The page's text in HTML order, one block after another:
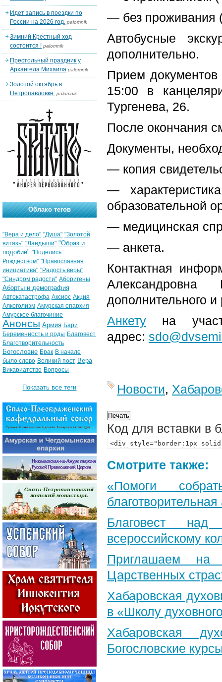
— без проживания
Автобусные
дополнительно.
Прием
15:00 в
Тургенева, 26.
После окончания
Документы,
— копия
—
образовательной
— медицинская
— анкета.
Контактная
дополнительного
Анкету на
адрес:
Новости,
Код для вставки в
Смотрите также:
«Помоги
Благовест
всероссийскому
Приглашаем на
Царственных
Хабаровская
в «Школу
Хабаровская
Богословские
Идет запись в поездки по
России на 2026 год. palomnik
Зимний Крестный ход
состоится ! palomnik
Престольный праздник у
Архангела Михаила palomnik
Золотой октябрь в
Петропавловке. palomnik
Облако тегов
"Вера и дело" "Душа" "Золотой
витязь" "Ландыши" "Образ и
подобие" "Поделись
Рождеством" "Православная
инициатива" "Радость веры"
"Синдром радости" Аборигены
Аборты и демография
Автокатастрофа Аксиос Акция
Алкоголизм Амурская епархия
Амурское благочиние
Анонсы Армия Бари
Беременность и роды Благовест
Благотворительность
Богословие Брак В начале
было слово Великий пост Вера
Викариатство Вопросы
Показать все теги